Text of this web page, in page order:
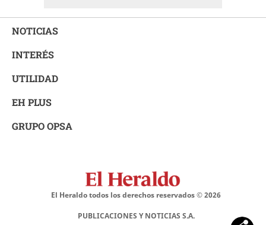
NOTICIAS
INTERÉS
UTILIDAD
EH PLUS
GRUPO OPSA
El Heraldo todos los derechos reservados ©2026
PUBLICACIONES Y NOTICIAS S.A.